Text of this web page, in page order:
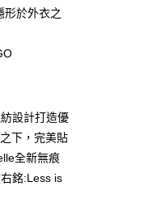
行
另外申請。
哥付的交易
形於外衣之
設計打造優
下，完美貼
全新無痕
銘:Less is